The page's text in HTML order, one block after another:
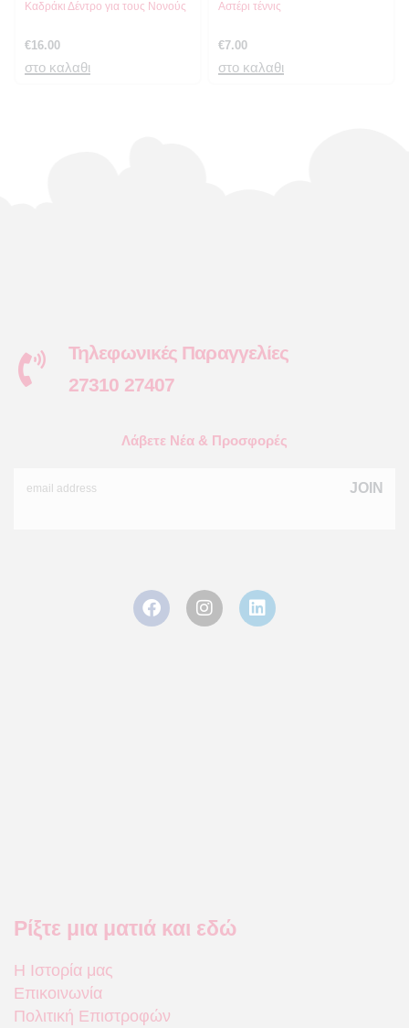
Καδράκι Δέντρο για τους Νονούς
€16.00
στο καλαθι
Αστέρι τέννις
€7.00
στο καλαθι
Τηλεφωνικές Παραγγελίες
27310 27407
Λάβετε Νέα & Προσφορές
Ρίξτε μια ματιά και εδώ
Η Ιστορία μας
Επικοινωνία
Πολιτική Επιστροφών